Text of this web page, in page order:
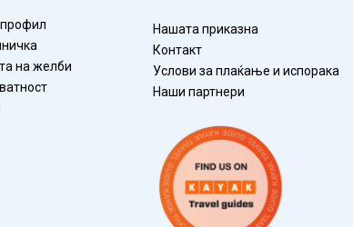
на желби
Нашата приказна
Контакт
Услови за плаќање и испорака
Наши партнери